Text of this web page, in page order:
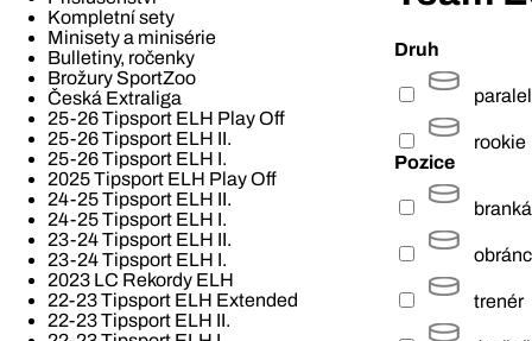
Kompletní sety
Minisety a minisérie
Bulletiny, ročenky
Brožury SportZoo
Česká Extraliga
25-26 Tipsport ELH Play Off
25-26 Tipsport ELH II.
25-26 Tipsport ELH I.
2025 Tipsport ELH Play Off
24-25 Tipsport ELH II.
24-25 Tipsport ELH I.
23-24 Tipsport ELH II.
23-24 Tipsport ELH I.
2023 LC Rekordy ELH
22-23 Tipsport ELH Extended
22-23 Tipsport ELH II.
Druh
rookie
Pozice
trenér